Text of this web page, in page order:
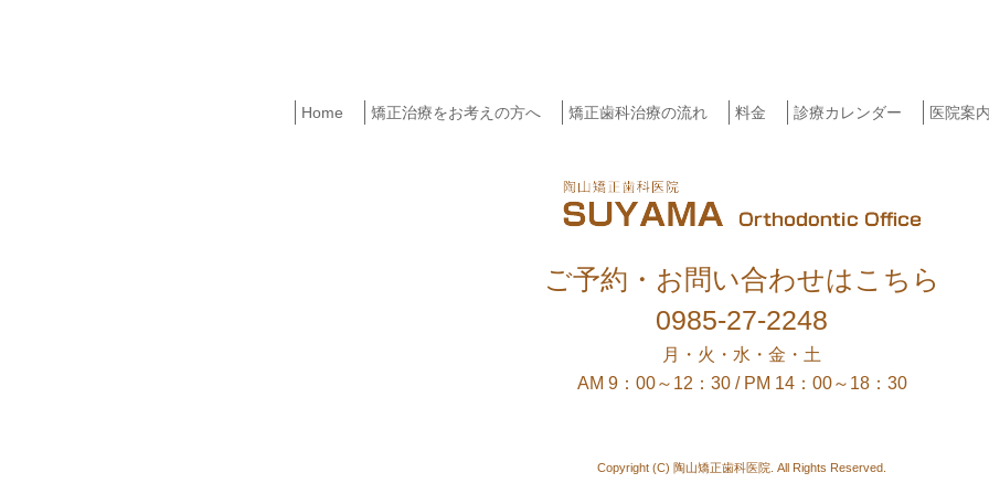
Home 矯正治療をお考えの方へ 矯正歯科治療の流れ 料金 診療カレンダー 医院案内
ご予約・お問い合わせはこちら
0985-27-2248
月・火・水・金・土
AM 9：00～12：30 / PM 14：00～18：30
Copyright (C) 陶山矯正歯科医院. All Rights Reserved.